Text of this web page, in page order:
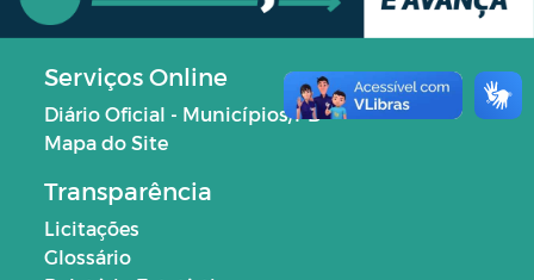
Serviços Online
Diário Oficial - Municípios/PB
Mapa do Site
Transparência
Licitações
Glossário